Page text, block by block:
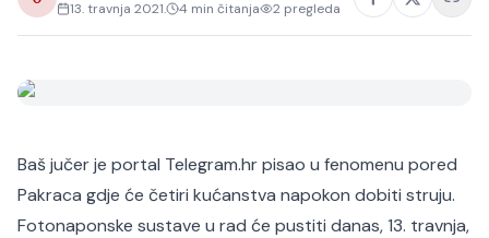
13. travnja 2021. 4 min čitanja 2 pregleda
Baš jučer je portal Telegram.hr pisao u fenomenu pored
Pakraca gdje će četiri kućanstva napokon dobiti struju.
Fotonaponske sustave u rad će pustiti danas, 13. travnja,